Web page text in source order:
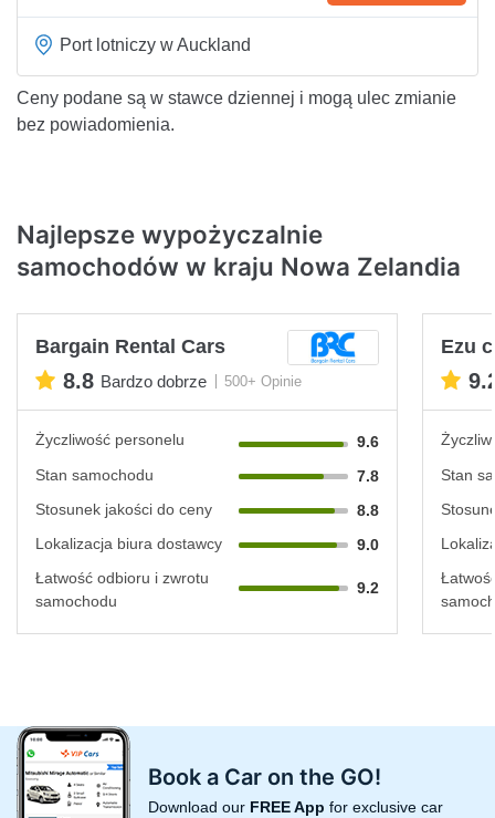
Port lotniczy w Auckland
Ceny podane są w stawce dziennej i mogą ulec zmianie
bez powiadomienia.
Najlepsze wypożyczalnie
samochodów w kraju Nowa Zelandia
Bargain Rental Cars
8.8 Bardzo dobrze 500+ Opinie
Życzliwość personelu
9.6
Stan samochodu
7.8
Stosunek jakości do ceny
8.8
Lokalizacja biura dostawcy
9.0
Łatwość odbioru i zwrotu
samochodu
9.2
Ezu
Stan
Book a Car on the GO!
Download our FREE App for exclusive car